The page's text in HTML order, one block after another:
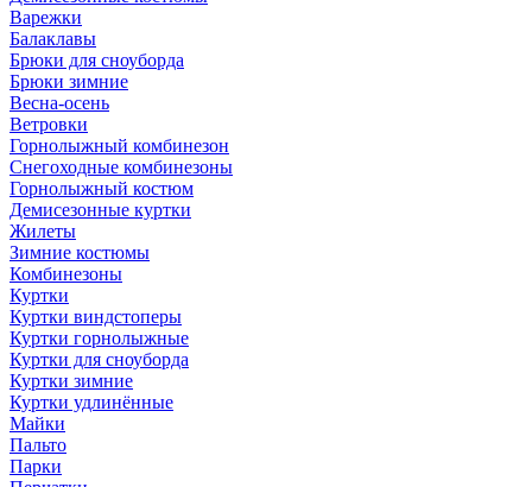
Варежки
Балаклавы
Брюки для сноуборда
Брюки зимние
Весна-осень
Ветровки
Горнолыжный комбинезон
Снегоходные комбинезоны
Горнолыжный костюм
Демисезонные куртки
Жилеты
Зимние костюмы
Комбинезоны
Куртки
Куртки виндстоперы
Куртки горнолыжные
Куртки для сноуборда
Куртки зимние
Куртки удлинённые
Майки
Пальто
Парки